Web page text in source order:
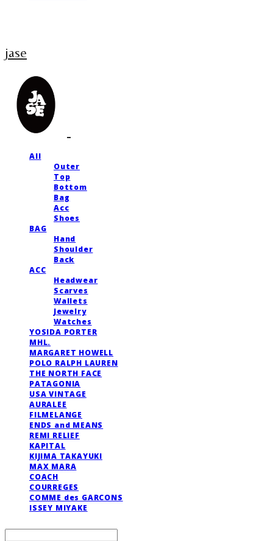
jase
All
Outer
Top
Bottom
Bag
Acc
Shoes
BAG
Hand
Shoulder
Back
ACC
Headwear
Scarves
Wallets
Jewelry
Watches
YOSIDA PORTER
MHL.
MARGARET HOWELL
POLO RALPH LAUREN
THE NORTH FACE
PATAGONIA
USA VINTAGE
AURALEE
FILMELANGE
ENDS and MEANS
REMI RELIEF
KAPITAL
KIJIMA TAKAYUKI
MAX MARA
COACH
COURREGES
COMME des GARCONS
ISSEY MIYAKE